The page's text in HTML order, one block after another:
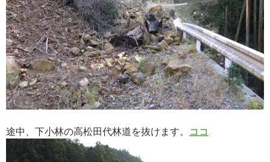
途中、下小林の高松田代林道を抜けます。 ココ